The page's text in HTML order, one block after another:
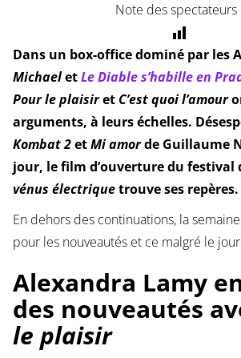
Note des spectateurs
Dans un box-office dominé par les
MichaeletLe Diable s’habille en
Pour le plaisiret C’est quoi l’amour
arguments, à leurs échelles.
Kombat 2etMi amorde Guillaume
jour, le film d’ouverture du festival
vénus électriquetrouve ses repères.
En dehors des continuations, la
pour les nouveautés et ce malgré le
Alexandra Lamy
des nouveautés
le plaisir